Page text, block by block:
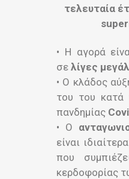
τελευταία
• Η αγορά
σε λίγες
• Ο κλάδος
του του κατά
πανδημίας
• Ο
είναι
που
κερδοφορίας